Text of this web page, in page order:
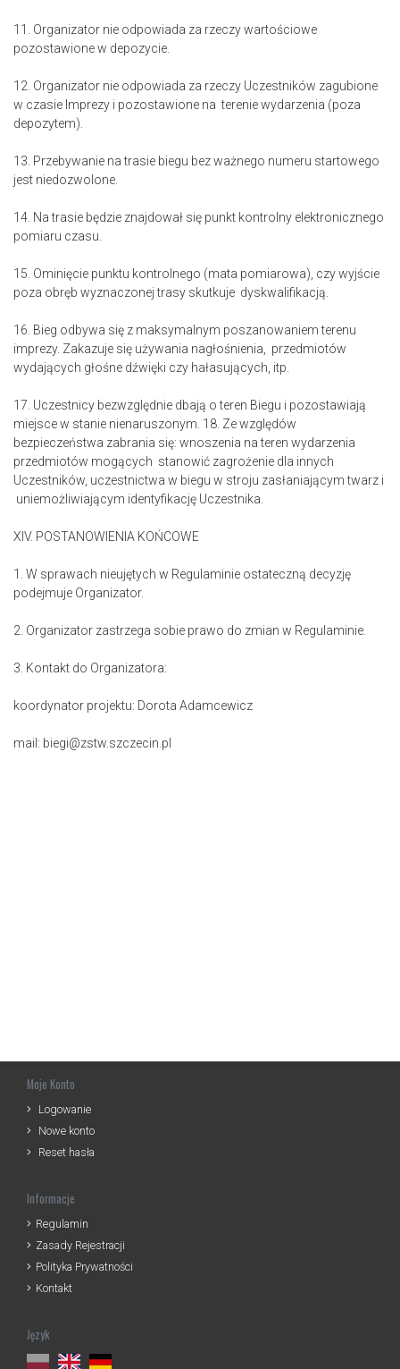
11. Organizator nie odpowiada za rzeczy wartościowe
pozostawione w depozycie.
12. Organizator nie odpowiada za rzeczy Uczestników zagubione
w czasie Imprezy i pozostawione na terenie wydarzenia (poza
depozytem).
13. Przebywanie na trasie biegu bez ważnego numeru startowego
jest niedozwolone.
14. Na trasie będzie znajdował się punkt kontrolny elektronicznego
pomiaru czasu.
15. Ominięcie punktu kontrolnego (mata pomiarowa), czy wyjście
poza obręb wyznaczonej trasy skutkuje dyskwalifikacją.
16. Bieg odbywa się z maksymalnym poszanowaniem terenu
imprezy. Zakazuje się używania nagłośnienia, przedmiotów
wydających głośne dźwięki czy hałasujących, itp.
17. Uczestnicy bezwzględnie dbają o teren Biegu i pozostawiają
miejsce w stanie nienaruszonym. 18. Ze względów
bezpieczeństwa zabrania się: wnoszenia na teren wydarzenia
przedmiotów mogących stanowić zagrożenie dla innych
Uczestników, uczestnictwa w biegu w stroju zasłaniającym twarz i
uniemożliwiającym identyfikację Uczestnika.
XIV. POSTANOWIENIA KOŃCOWE
1. W sprawach nieujętych w Regulaminie ostateczną decyzję
podejmuje Organizator.
2. Organizator zastrzega sobie prawo do zmian w Regulaminie.
3. Kontakt do Organizatora:
koordynator projektu: Dorota Adamcewicz
mail: biegi@zstw.szczecin.pl
Moje Konto
Logowanie
Nowe konto
Reset hasła
Informacje
Regulamin
Zasady Rejestracji
Polityka Prywatności
Kontakt
Język